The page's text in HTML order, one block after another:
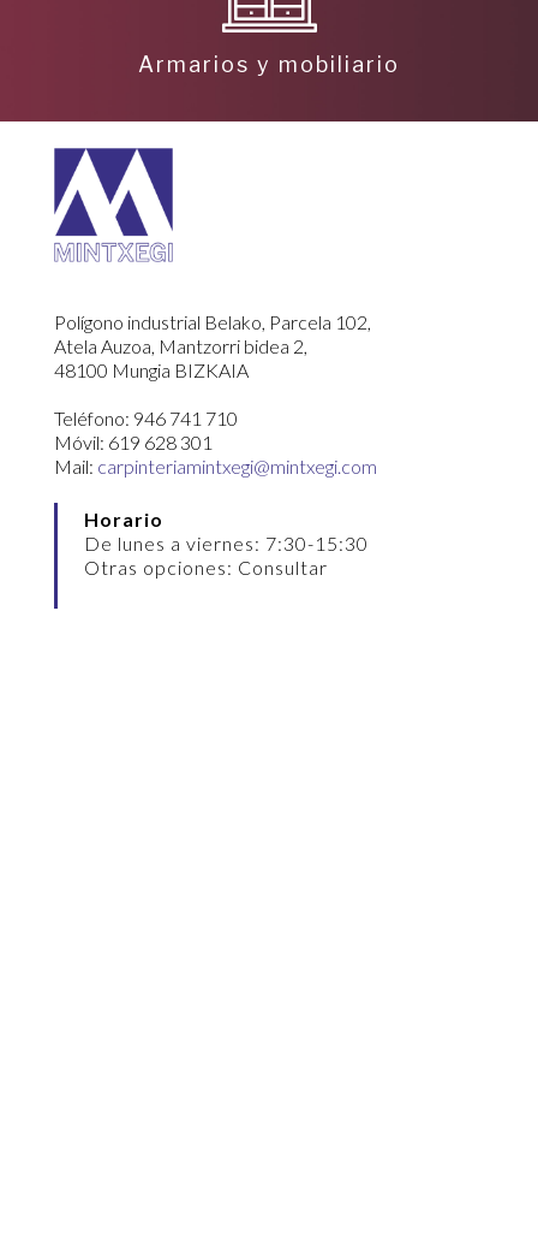
Armarios y mobiliario
Polígono industrial Belako, Parcela 102,
Atela Auzoa, Mantzorri bidea 2,
48100 Mungia BIZKAIA
Teléfono: 946 741 710
Móvil: 619 628 301
Mail: carpinteriamintxegi@mintxegi.com
Horario
De lunes a viernes: 7:30-15:30
Otras opciones: Consultar